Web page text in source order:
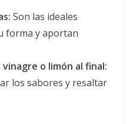
Son las ideales
forma y aportan
o limón al final:
los sabores y resaltar